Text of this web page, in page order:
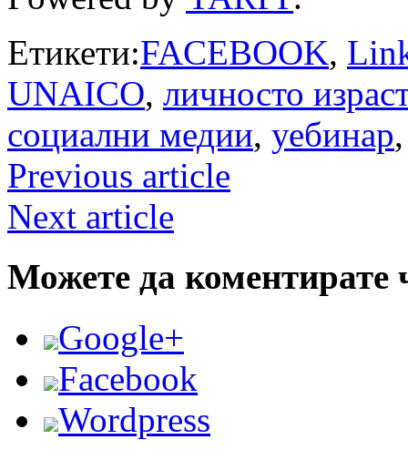
Етикети:FACEBOOK,
UNAICO, личносто
социални медии, уебинар
Previous article
Next article
Можете да коментирате
Google+
Facebook
Wordpress